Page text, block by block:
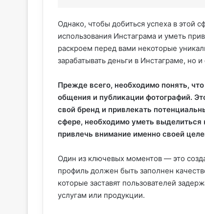
Однако, чтобы добиться успеха в этой
использования Инстаграма и уметь
раскроем перед вами некоторые
зарабатывать деньги в Инстаграме, но
Прежде всего, необходимо понять,
общения и публикации фотографий.
свой бренд и привлекать
сфере, необходимо уметь выделиться
привлечь внимание именно своей
Один из ключевых моментов — это
профиль должен быть заполнен
которые заставят пользователей
услугам или продукции.